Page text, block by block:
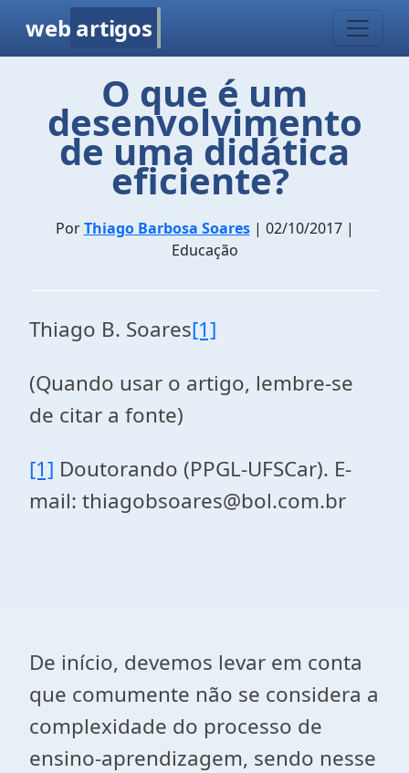
web artigos
O que é um
desenvolvimento
de uma didática
eficiente?
PorThiago Barbosa Soares| 02/10/2017 |
Educação
Thiago B. Soares[1]
(Quando usar o artigo, lembre-se
de citar a fonte)
[1] Doutorando (PPGL-UFSCar). E-
mail: thiagobsoares@bol.com.br
De início, devemos levar em conta
que comumente não se considera a
complexidade do processo de
ensino-aprendizagem, sendo nesse